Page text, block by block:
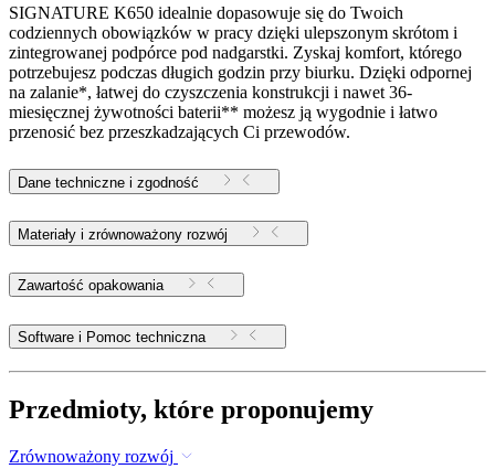
SIGNATURE K650 idealnie dopasowuje się do Twoich
codziennych obowiązków w pracy dzięki ulepszonym skrótom i
zintegrowanej podpórce pod nadgarstki. Zyskaj komfort, którego
potrzebujesz podczas długich godzin przy biurku. Dzięki odpornej
na zalanie*, łatwej do czyszczenia konstrukcji i nawet 36-
miesięcznej żywotności baterii** możesz ją wygodnie i łatwo
przenosić bez przeszkadzających Ci przewodów.
Dane techniczne i zgodność
Materiały i zrównoważony rozwój
Zawartość opakowania
Software i Pomoc techniczna
Przedmioty, które proponujemy
Zrównoważony rozwój